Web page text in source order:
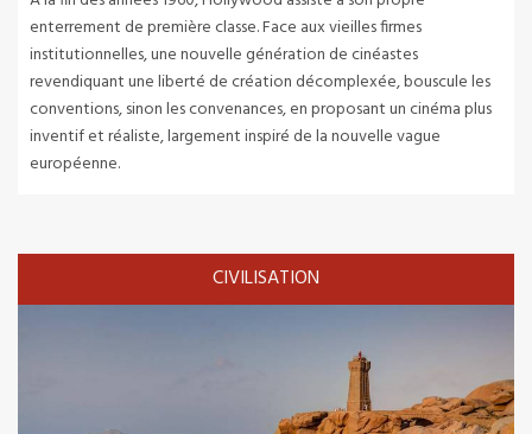
enterrement de première classe. Face aux vieilles firmes
institutionnelles, une nouvelle génération de cinéastes
revendiquant une liberté de création décomplexée, bouscule les
conventions, sinon les convenances, en proposant un cinéma plus
inventif et réaliste, largement inspiré de la nouvelle vague
européenne.
CIVILISATION